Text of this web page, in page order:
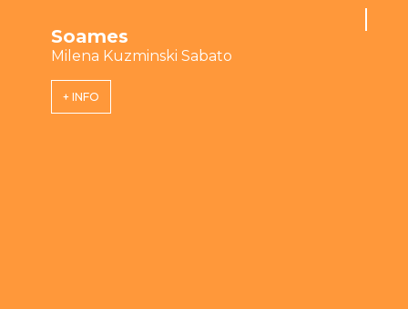
Soames
Milena Kuzminski Sabato
+ INFO